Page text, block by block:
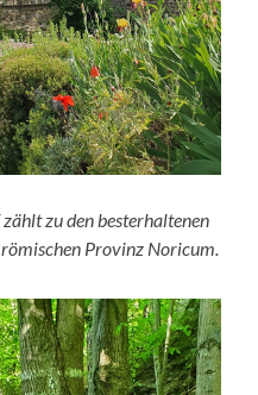
zu den besterhaltenen
Provinz Noricum.